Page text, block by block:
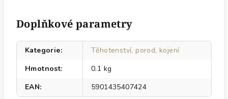
Doplňkové parametry
Kategorie:
Těhotenství, porod, kojení
Hmotnost:
0.1 kg
EAN: 5901435407424